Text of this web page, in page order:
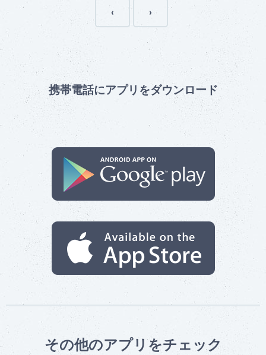
‹ ›
携帯電話にアプリをダウンロード
その他のアプリをチェック